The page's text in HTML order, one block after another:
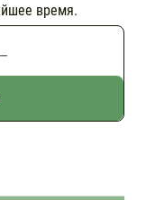
время.